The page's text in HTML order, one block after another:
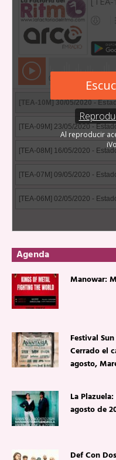
Agenda
Manowar:
Festival
Cerrado el
agosto,
La
agosto de
Def Con